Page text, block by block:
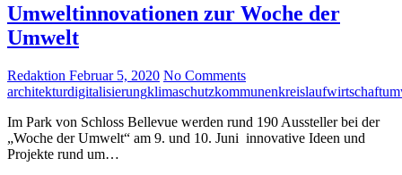
Umweltinnovationen zur Woche der
Umwelt
Redaktion Februar 5, 2020 No Comments
architekturdigitalisierungklimaschutzkommunenkreislaufwirtschaft
Im Park von Schloss Bellevue werden rund 190 Aussteller bei der
„Woche der Umwelt“ am 9. und 10. Juni innovative Ideen und
Projekte rund um…